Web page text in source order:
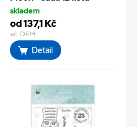
skladem
od 137,1 Kč
vč. DPH
Detail